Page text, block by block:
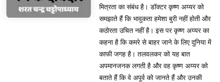
मित्रता का संबंध है। डॉक्टर कृष्ण अय्यर को
समझाते हैं कि भावुकता हमेशा बुरी नहीं होती और
कठोरता उचित नहीं है। इस पर कृष्ण अय्यर का
कहना है कि कमरे से बाहर जाने के लिए दुनिया में
काफी जगह है। तलवलकर को यह बात
अपमानजनक लगती है और वह कृष्ण अय्यर को
बताते हैं कि वे अपूर्व को जानते हैं और उनकी